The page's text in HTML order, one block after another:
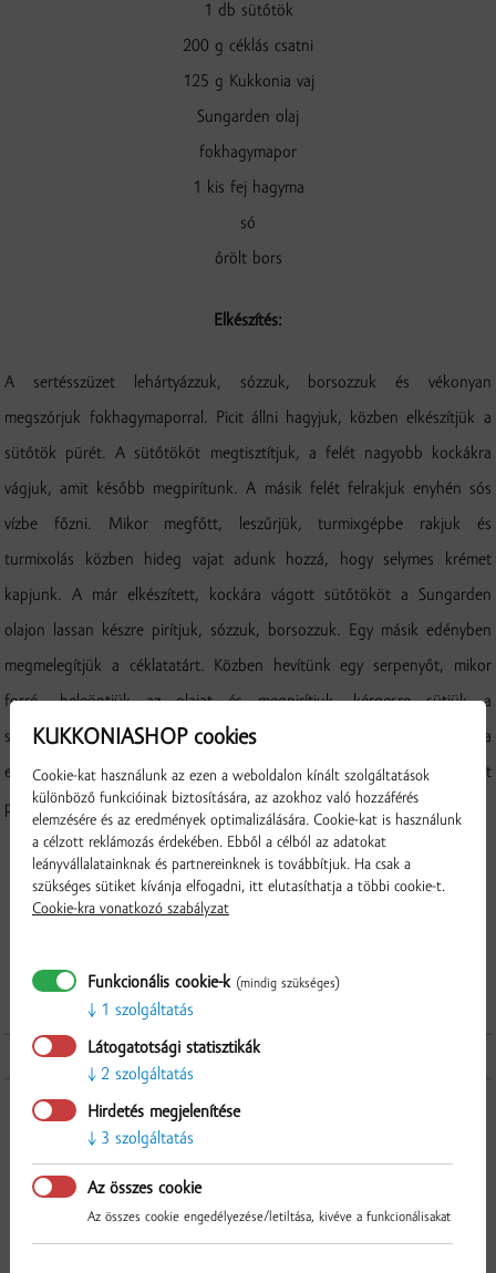
1 db sütőtök
200 g céklás csatni
125 g Kukkonia vaj
Sungarden olaj
fokhagymapor
1 kis fej hagyma
só
őrölt bors
Elkészítés:
A sertésszüzet lehártyázzuk, sózzuk, borsozzuk és vékonyan
megszórjuk fokhagymaporral. Picit állni hagyjuk, közben elkészítjük a
sütőtök pürét. A sütőtököt megtisztítjuk, a felét nagyobb kockákra
vágjuk, amit később megpirítunk. A másik felét felrakjuk enyhén sós
vízbe főzni. Mikor megfőtt, leszűrjük, turmixgépbe rakjuk és
turmixolás közben hideg vajat adunk hozzá, hogy selymes krémet
kapjunk. A már elkészített, kockára vágott sütőtököt a Sungarden
olajon lassan készre pirítjuk, sózzuk, borsozzuk. Egy másik edényben
megmelegítjük a céklatatárt. Közben hevítünk egy serpenyőt, mikor
forró, beleöntjük az olajat és megpirítjuk, kérgesre sütjük a
sertésszüzet. Egy kis kocka vajat adunk hozzá, majd a 180 °C fokra
előmelegített sütőben 8 perc alatt készre sütjük. Sütés után 5 percet
pihentetjük és tálalhatunk is. Jó étvágyat!
Bindics Imre mesterszakács receptje
A receptben használt termékek
KUKKONIASHOP cookies
Cookie-kat használunk az ezen a weboldalon kínált szolgáltatások
különböző funkcióinak biztosítására, az azokhoz való hozzáférés
elemzésére és az eredmények optimalizálására. Cookie-kat is használunk
a célzott reklámozás érdekében. Ebből a célból az adatokat
leányvállalatainknak és partnereinknek is továbbítjuk. Ha csak a
szükséges sütiket kívánja elfogadni, itt elutasíthatja a többi cookie-t.
Cookie-kra vonatkozó szabályzat
Funkcionális cookie-k (mindig szükséges)
1 szolgáltatás
Látogatotsági statisztikák
2 szolgáltatás
Hirdetés megjelenítése
3 szolgáltatás
Az összes cookie
Az összes cookie engedélyezése/letiltása, kivéve a funkcionálisakat